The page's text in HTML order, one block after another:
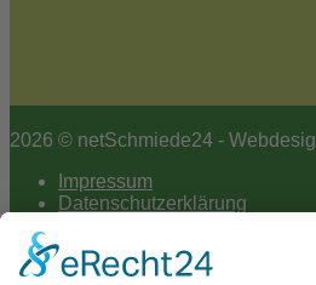
2026 © netSchmiede24 -
Impressum
Datenschutzerklärung
Cookie-Einstellungen